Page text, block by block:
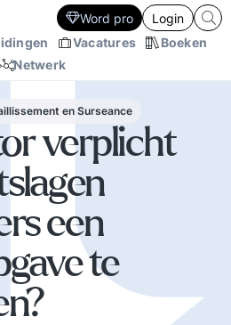
Vacatures
Boeken
Netwerk
Word pro Login
en Surseance
verplicht
een
te